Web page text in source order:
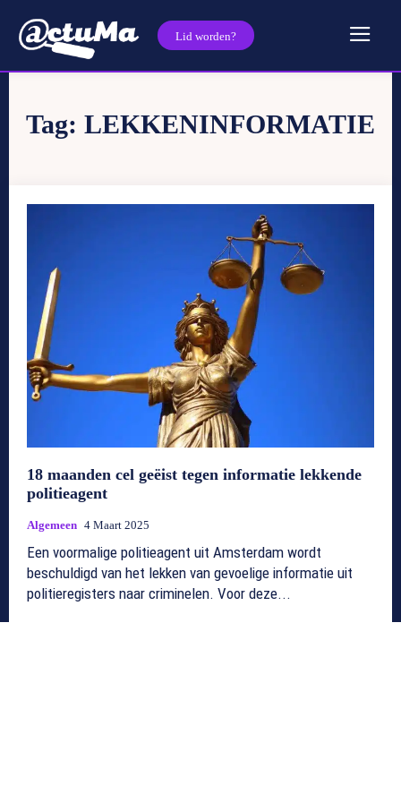
Lid worden?
Tag: LEKKENINFORMATIE
18 maanden cel geëist tegen informatie lekkende
politieagent
Algemeen 4 Maart 2025
Een voormalige politieagent uit Amsterdam wordt
beschuldigd van het lekken van gevoelige informatie uit
politieregisters naar criminelen. Voor deze...